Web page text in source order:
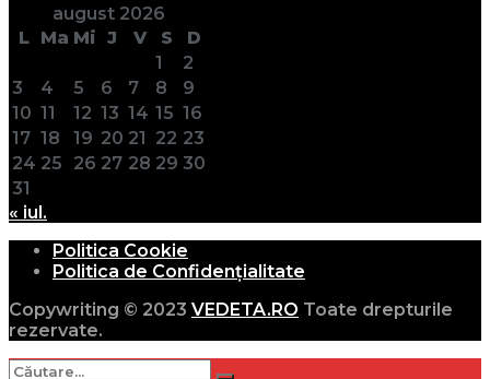
august 2026
L Ma Mi J V S
D
1
2
3
4 5 6 7 8
9
10 11 12 13 14 15 16
17 18 19 20 21 22 23
24 25 26 27 28 29 30
31
« iul.
Politica Cookie
Politica de Confidențialitate
Copywriting © 2023 VEDETA.RO Toate drepturile
rezervate.